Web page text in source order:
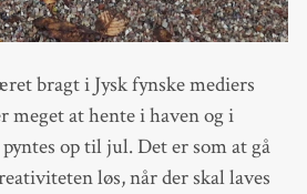
bragt i Jysk fynske mediers
meget at hente i haven og i
op til jul. Det er som at gå
løs, når der skal laves